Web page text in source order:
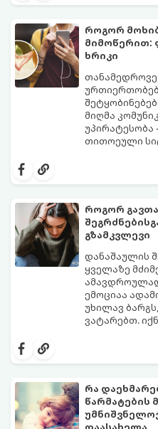
მოთმინებას
როგორ
მიმოწერით:
ხრიკი
მიღმა
თითოეული
მოაცილოს
წესი:
როგორ
გზამკვლევი
დანაშაულის
ყველაზე
ემოციაა
უხილავ
ვატარებთ.
ტკენა,
-დანაშაულის
ადამიანს და
ტკბობის
დანაშაულის
საკუთარი თუ
კოდექსი.
ქრონიკულ
ტოქსიკურ
გთავაზობთ
რა
წარმატების